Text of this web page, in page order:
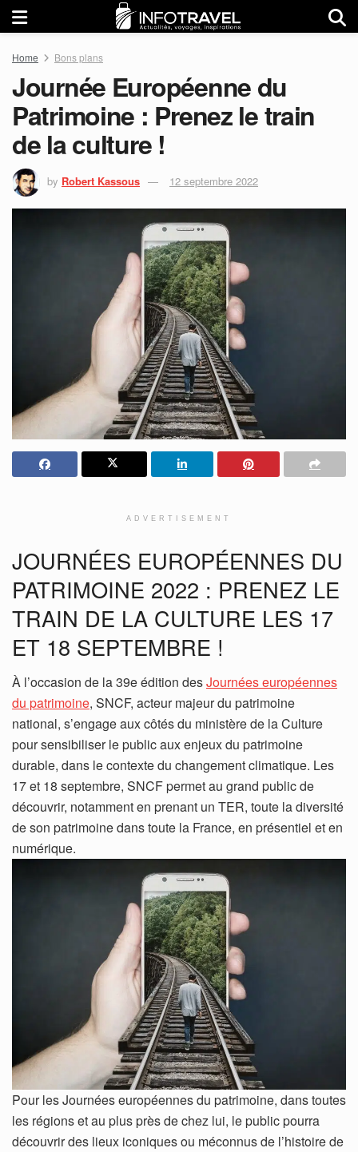
Home Bons plans
Journée Européenne du
Patrimoine : Prenez le train
de la culture !
by Robert Kassous 12 septembre 2022
ADVERTISEMENT
JOURNÉES EUROPÉENNES DU
PATRIMOINE 2022 : PRENEZ LE
TRAIN DE LA CULTURE LES 17
ET 18 SEPTEMBRE !
À l’occasion de la 39e édition desJournées européennes
du patrimoine, SNCF, acteur majeur du patrimoine
national, s’engage aux côtés du ministère de la Culture
pour sensibiliser le public aux enjeux du patrimoine
durable, dans le contexte du changement climatique. Les
17 et 18 septembre, SNCF permet au grand public de
découvrir, notamment en prenant un TER, toute la diversité
de son patrimoine dans toute la France, en présentiel et en
numérique.
Pour les Journées européennes du patrimoine, dans toutes
les régions et au plus près de chez lui, le public pourra
découvrir des lieux iconiques ou méconnus de l’histoire de